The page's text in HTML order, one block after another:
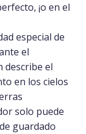
¡o en el
especial de
el
describe el
en los cielos
solo puede
guardado